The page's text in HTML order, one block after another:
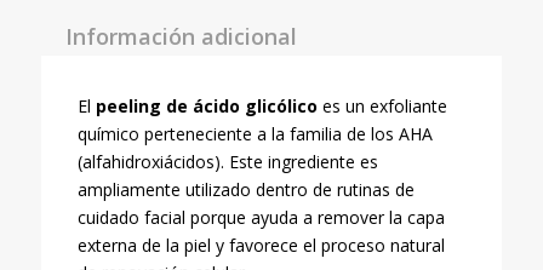
Información adicional
El peeling de ácido glicólico es un exfoliante
químico perteneciente a la familia de los AHA
(alfahidroxiácidos). Este ingrediente es
ampliamente utilizado dentro de rutinas de
cuidado facial porque ayuda a remover la capa
externa de la piel y favorece el proceso natural